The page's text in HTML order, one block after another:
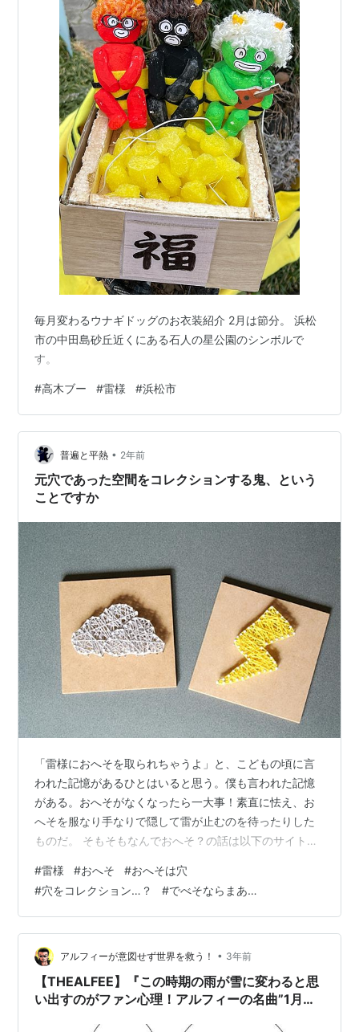
毎月変わるウナギドッグのお衣装紹介 2月は節分。 浜松
市の中田島砂丘近くにある石人の星公園のシンボルで
す。
#高木ブー #雷様 #浜松市
普遍と平熱 • 2年前
元穴であった空間をコレクションする鬼、という
ことですか
「雷様におへそを取られちゃうよ」と、こどもの頃に言
われた記憶があるひとはいると思う。僕も言われた記憶
がある。おへそがなくなったら一大事！素直に怯え、お
へそを服なり手なりで隠して雷が止むのを待ったりした
ものだ。 そもそもなんでおへそ？の話は以下のサイトを
候下では冷たい風が吹きやすすくなるのでおなかを保護
しましょうねの意味でおへそあたりをガードするように
うながしたのでは、という説が有名なようだ。 ほー、な
るほど。幼児に理科的な説明をしても響かないだろうか
ら考えられたものだなあと思ったところではたと思う。
おへそって”穴”だよな。”穴を取る”ってど…
#雷様 #おへそ #おへそは穴
#穴をコレクション…？ #でべそならまあ…
アルフィーが意図せず世界を救う！ • 3年前
【THEALFEE】『この時期の雨が雪に変わると思
い出すのがファン心理！アルフィーの名曲”1月の